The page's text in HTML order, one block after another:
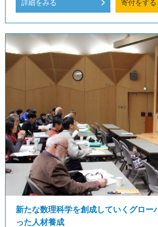
詳細をみる 寄付をする
新たな数理科学を創成していくグロー
った人材養成